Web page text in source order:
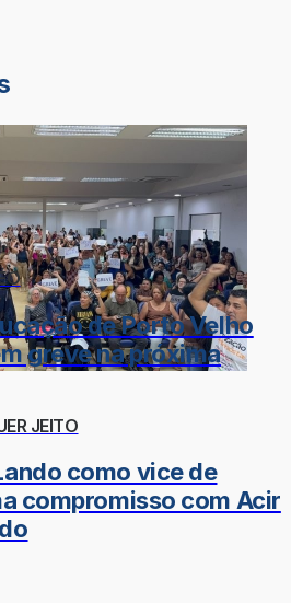
de Porto Velho
greve na próxima
JEITO
como vice de
compromisso com Acir